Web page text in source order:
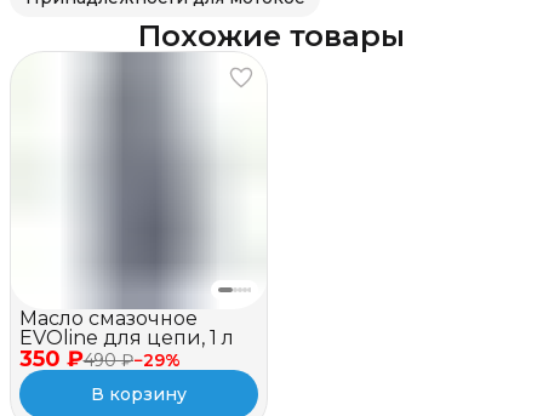
Похожие товары
350 ₽490 ₽−29%
Масло смазочное
EVOline для цепи, 1 л
В корзину